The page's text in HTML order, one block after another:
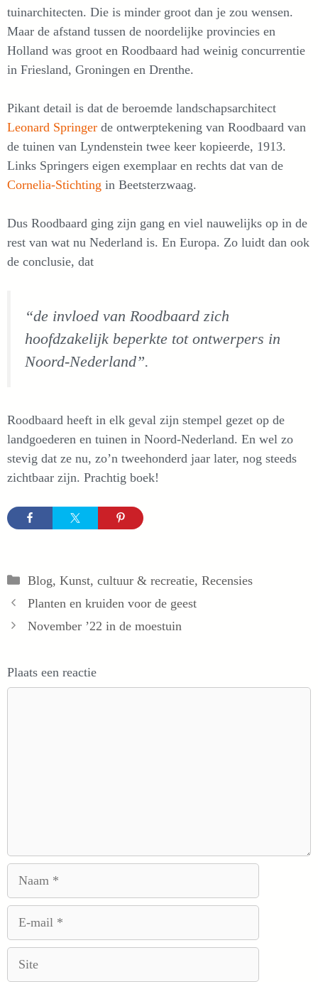
tuinarchitecten. Die is minder groot dan je zou wensen.
Maar de afstand tussen de noordelijke provincies en
Holland was groot en Roodbaard had weinig concurrentie
in Friesland, Groningen en Drenthe.
Pikant detail is dat de beroemde landschapsarchitect
Leonard Springer de ontwerptekening van Roodbaard van
de tuinen van Lyndenstein twee keer kopieerde, 1913.
Links Springers eigen exemplaar en rechts dat van de
Cornelia-Stichting in Beetsterzwaag.
Dus Roodbaard ging zijn gang en viel nauwelijks op in de
rest van wat nu Nederland is. En Europa. Zo luidt dan ook
de conclusie, dat
“de invloed van Roodbaard zich
hoofdzakelijk beperkte tot ontwerpers in
Noord-Nederland”.
Roodbaard heeft in elk geval zijn stempel gezet op de
landgoederen en tuinen in Noord-Nederland. En wel zo
stevig dat ze nu, zo’n tweehonderd jaar later, nog steeds
zichtbaar zijn. Prachtig boek!
Categorieën
Blog, Kunst, cultuur & recreatie, Recensies
Planten en kruiden voor de geest
November ’22 in de moestuin
Plaats een reactie